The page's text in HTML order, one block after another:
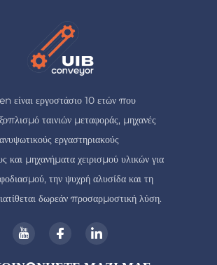
εργοστάσιο 10 ετών που
ταινιών μεταφοράς, μηχανές
εργαστηριακούς
και μηχανήματα χειρισμού υλικών για
την ψυχρή αλυσίδα και τη
δωρεάν προσαρμοστική λύση.